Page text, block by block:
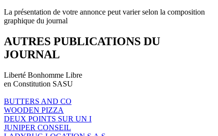
La présentation de votre annonce peut varier selon la composition
graphique du journal
AUTRES PUBLICATIONS DU
JOURNAL
Liberté Bonhomme Libre
en Constitution SASU
BUTTERS AND CO
WOODEN PIZZA
DEUX POINTS SUR UN I
JUNIPER CONSEIL